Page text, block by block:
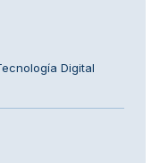
Digital